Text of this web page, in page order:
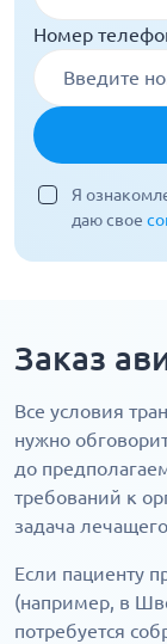
Номер
Я
даю свое
Заказ
Все условия
нужно
до
требований к
задача
Если пациенту
(например, в
потребуется